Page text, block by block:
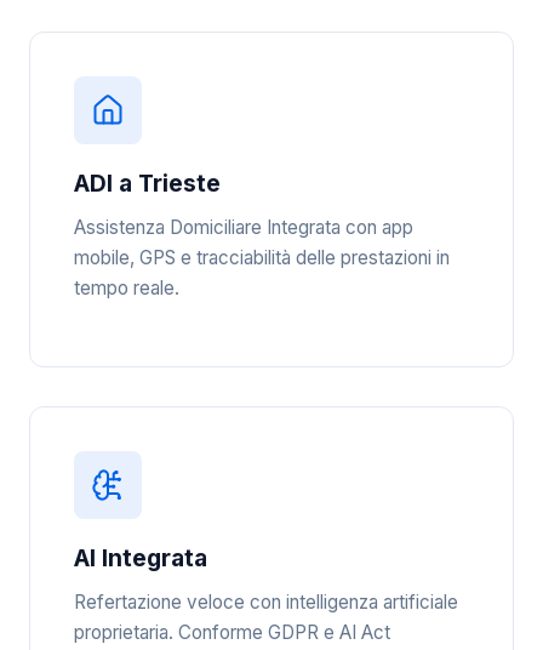
ADI a Trieste
Assistenza Domiciliare Integrata con app
mobile, GPS e tracciabilità delle prestazioni in
tempo reale.
AI Integrata
Refertazione veloce con intelligenza artificiale
proprietaria. Conforme GDPR e AI Act